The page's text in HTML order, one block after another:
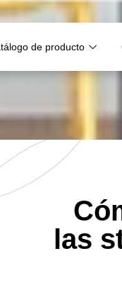
de producto
las